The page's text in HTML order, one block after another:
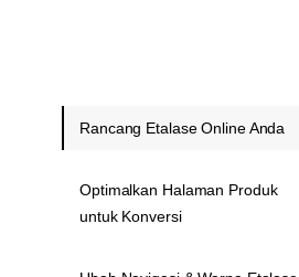
Rancang Etalase Online Anda
Optimalkan Halaman Produk
untuk Konversi